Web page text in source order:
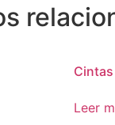
Cintas
Leer